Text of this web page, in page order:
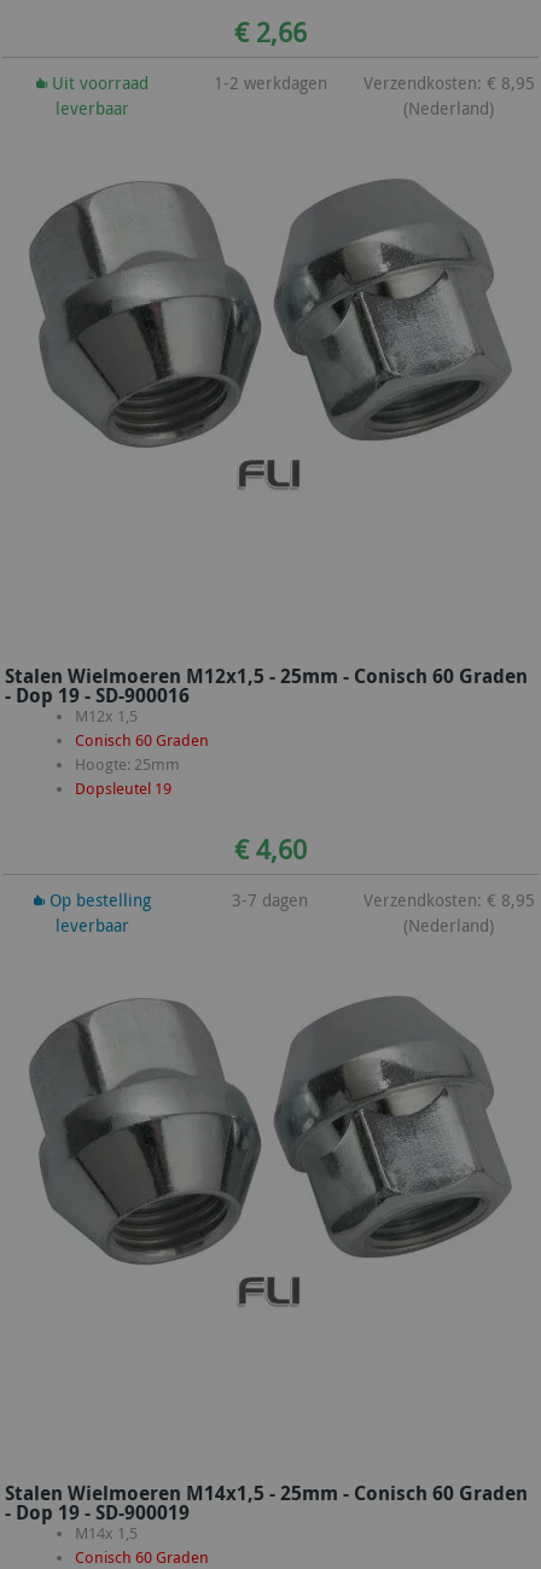
€ 2,66
Uit voorraad
leverbaar
1-2 werkdagen
Verzendkosten: € 8,95
(Nederland)
Stalen Wielmoeren M12x1,5 - 25mm - Conisch 60 Graden
- Dop 19 - SD-900016
M12x 1,5
Conisch 60 Graden
Hoogte: 25mm
Dopsleutel 19
€ 4,60
Op bestelling
leverbaar
3-7 dagen
Verzendkosten: € 8,95
(Nederland)
Stalen Wielmoeren M14x1,5 - 25mm - Conisch 60 Graden
- Dop 19 - SD-900019
M14x 1,5
Conisch 60 Graden